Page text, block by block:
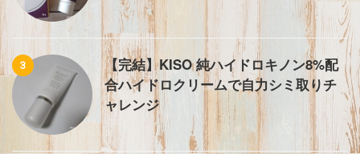
3
【完結】KISO 純ハイドロキノン8%配
合ハイドロクリームで自力シミ取りチ
ャレンジ